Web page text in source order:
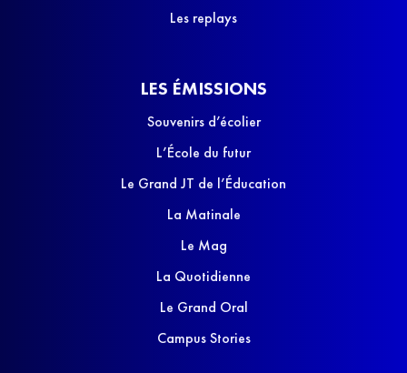
Les replays
LES ÉMISSIONS
Souvenirs d’écolier
L’École du futur
Le Grand JT de l’Éducation
La Matinale
Le Mag
La Quotidienne
Le Grand Oral
Campus Stories